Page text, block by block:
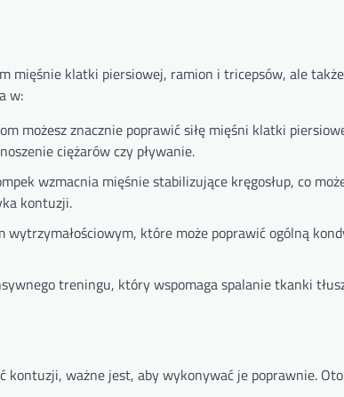
mięśnie klatki piersiowej, ramion i tricepsów, ale
w:
możesz znacznie poprawić siłę mięśni klatki
ciężarów czy pływanie.
wzmacnia mięśnie stabilizujące kręgosłup, co
kontuzji.
wytrzymałościowym, które może poprawić ogólną
treningu, który wspomaga spalanie tkanki
kontuzji, ważne jest, aby wykonywać je poprawnie.